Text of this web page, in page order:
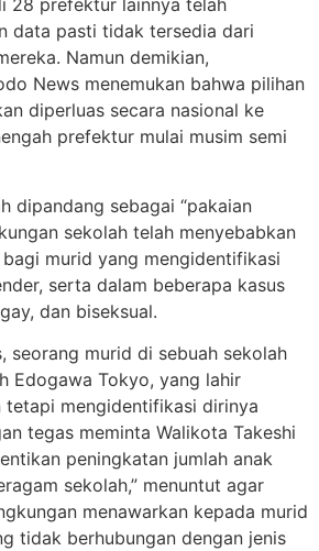
28 prefektur lainnya telah
data pasti tidak tersedia dari
Namun demikian,
News menemukan bahwa pilihan
diperluas secara nasional ke
prefektur mulai musim semi
dipandang sebagai “pakaian
sekolah telah menyebabkan
murid yang mengidentifikasi
serta dalam beberapa kasus
dan biseksual.
seorang murid di sebuah sekolah
Edogawa Tokyo, yang lahir
tetapi mengidentifikasi dirinya
tegas meminta Walikota Takeshi
peningkatan jumlah anak
sekolah,” menuntut agar
menawarkan kepada murid
tidak berhubungan dengan jenis